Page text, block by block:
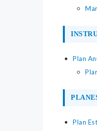
Plan
Plan